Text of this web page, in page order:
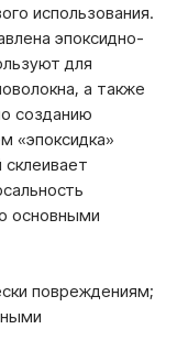
использования.
эпоксидно-
для
а также
созданию
«эпоксидка»
основными
повреждениям;